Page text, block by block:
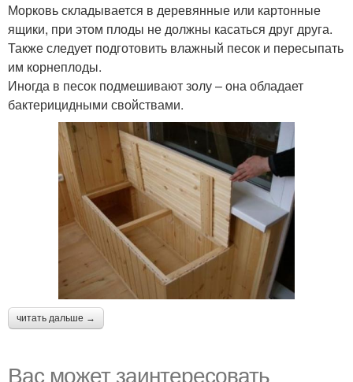
Морковь складывается в деревянные или картонные
ящики, при этом плоды не должны касаться друг друга.
Также следует подготовить влажный песок и пересыпать
им корнеплоды.
Иногда в песок подмешивают золу – она обладает
бактерицидными свойствами.
читать дальше →
Вас может заинтересовать